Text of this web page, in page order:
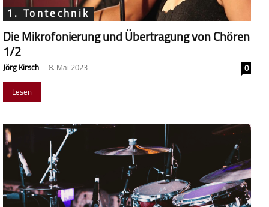
1. Tontechnik
Die Mikrofonierung und Übertragung von Chören
1/2
Jörg Kirsch - 8. Mai 2023
0
Lesen